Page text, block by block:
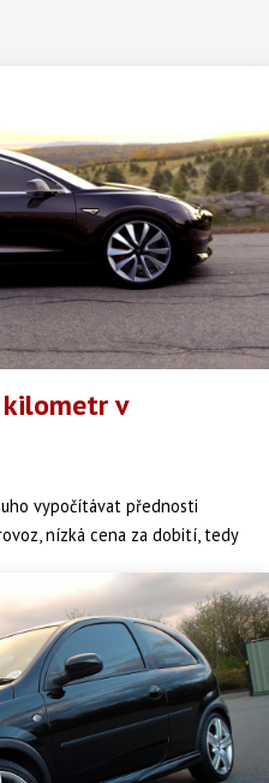
v
vypočítávat přednosti
nízká cena za dobití, tedy
poměrně krátký dojez na